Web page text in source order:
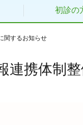
初診の
関するお知らせ
連携体制